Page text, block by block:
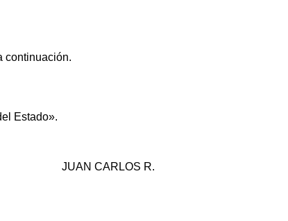
continuación.
Estado».
JUAN CARLOS R.